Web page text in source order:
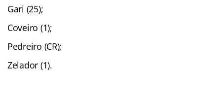
Gari (25);
Coveiro (1);
Pedreiro (CR);
Zelador (1).